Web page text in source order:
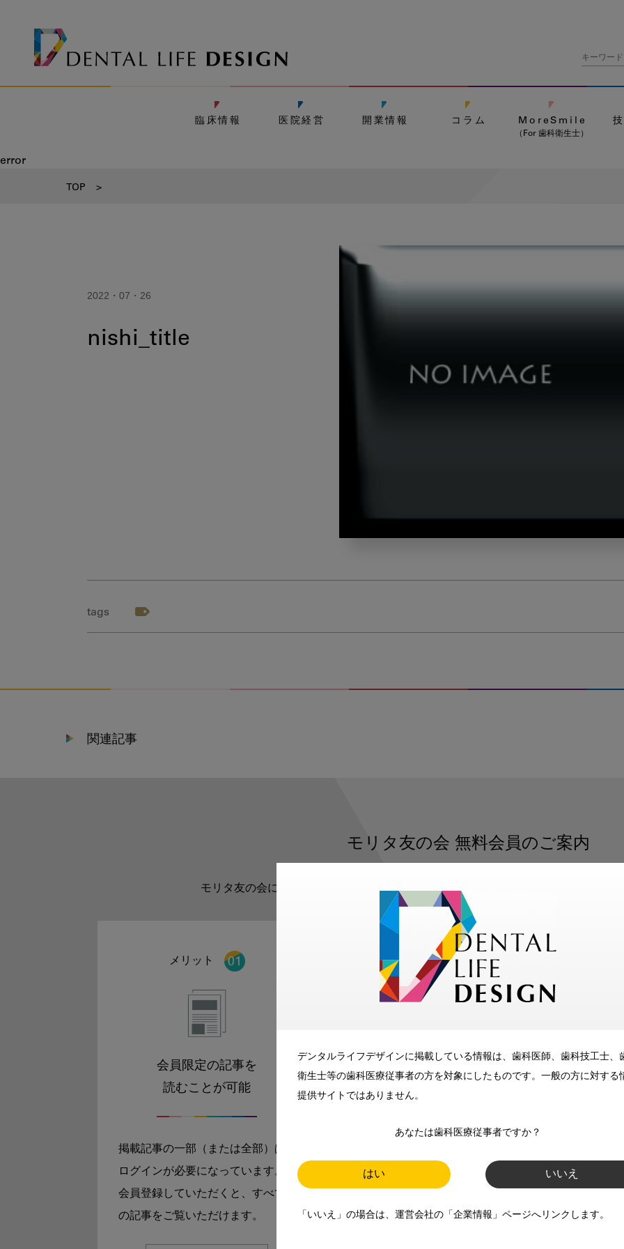
デンタルライフデザインに掲載している情報は、歯科医師、歯科技工士、
衛生士等の歯科医療従事者の方を対象にしたものです。一般の方に対する
提供サイトではありません。
あなたは歯科医療従事者ですか？
はい いいえ
「いいえ」の場合は、運営会社の「企業情報」ページへリンクします。
臨床情報 医院経営 開業情報 コラム MoreSmile
（For 歯科衛生士）
error
TOP >
2022・07・26
nishi_title
tags
関連記事
モリタ友の会 無料会員のご案内
モリタ友の会に登録いただくと、デンタルライフデザインをもっと便利にご利用い
メリット
会員限定の記事を
読むことが可能
掲載記事の一部（または全部）は
ログインが必要になっています。
会員登録していただくと、すべて
の記事をご覧いただけます。
メリット
メールマガジンでお届け
師、歯科衛生士、歯科技工士）に
お届けします。